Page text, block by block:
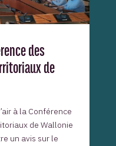
des
de
à la Conférence
de Wallonie
un avis sur le